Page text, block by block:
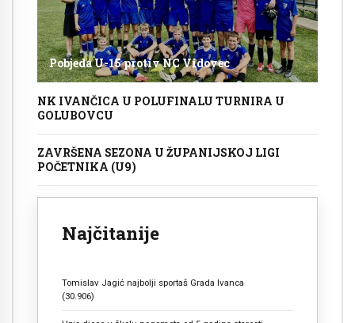
Pobjeda U-15 protiv NC Vidovec
NK IVANČICA U POLUFINALU TURNIRA U
GOLUBOVCU
ZAVRŠENA SEZONA U ŽUPANIJSKOJ LIGI
POČETNIKA (U9)
Najčitanije
Tomislav Jagić najbolji sportaš Grada Ivanca
(30.906)